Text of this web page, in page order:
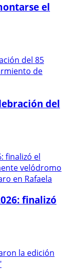
el
del
finalizó